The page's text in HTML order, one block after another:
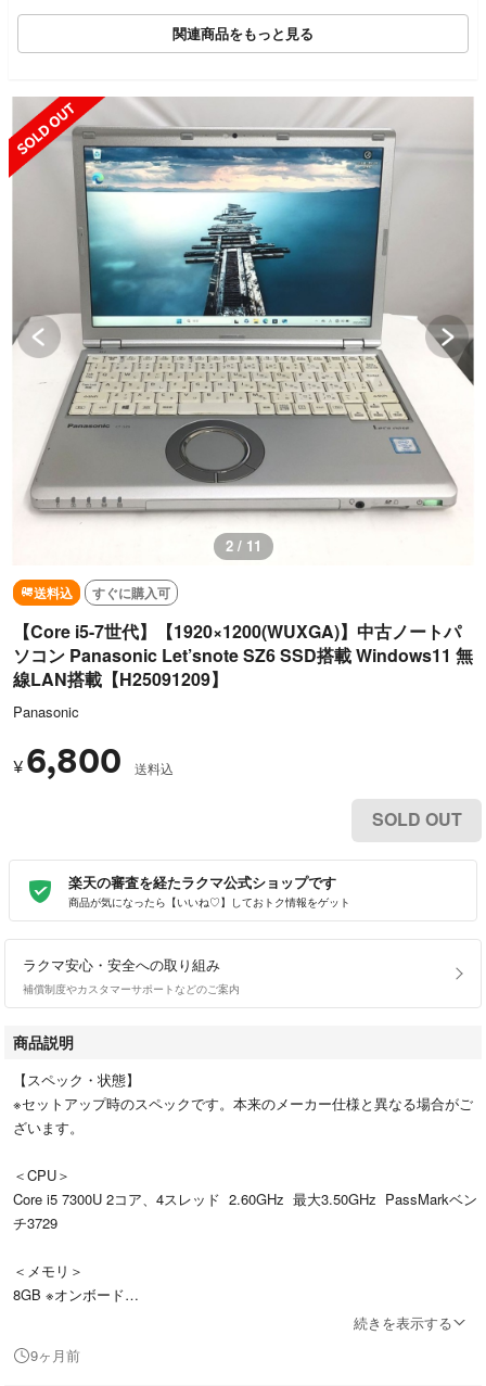
関連商品をもっと見る
3 / 11
送料込 すぐに購入可
【Core i5-7世代】【1920×1200(WUXGA)】中古ノートパ
ソコン Panasonic Let’snote SZ6 SSD搭載 Windows11 無
線LAN搭載【H25091209】
Panasonic
¥ 6,800 送料込
SOLD OUT
楽天の審査を経たラクマ公式ショップです
商品が気になったら【いいね♡】しておトク情報をゲット
ラクマ安心・安全への取り組み
補償制度やカスタマーサポートなどのご案内
商品説明
【スペック・状態】
※セットアップ時のスペックです。本来のメーカー仕様と異なる場合がご
ざいます。
＜CPU＞
Core i5 7300U 2コア、4スレッド 2.60GHz 最大3.50GHz PassMarkベン
チ3729
＜メモリ＞
8GB ※オンボード
中古SSD M.2 SATA128GB
続きを表示する
9ヶ月前